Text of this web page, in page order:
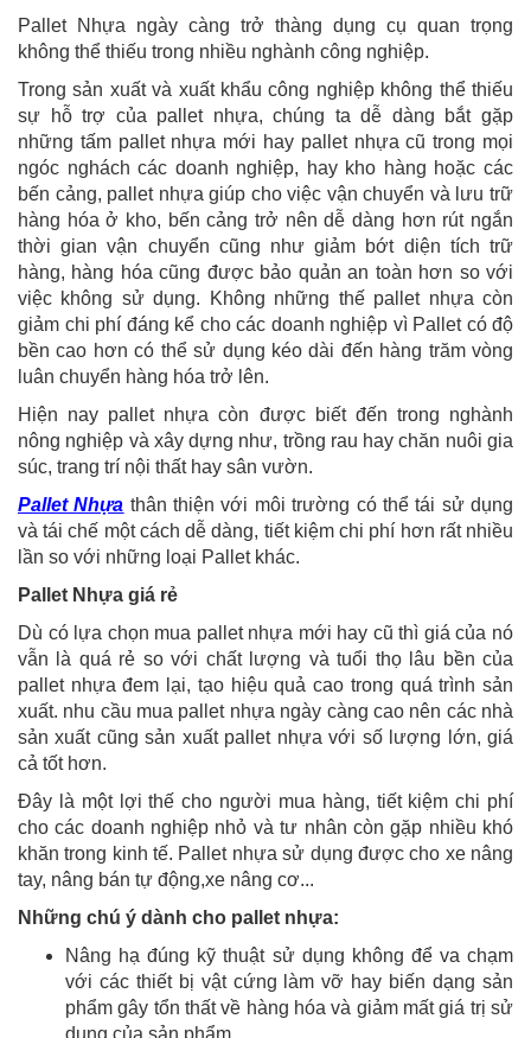
Pallet Nhựa ngày càng trở thàng dụng cụ quan trọng
không thể thiếu trong nhiều nghành công nghiệp.
Trong sản xuất và xuất khẩu công nghiệp không thể thiếu
sự hỗ trợ của pallet nhựa, chúng ta dễ dàng bắt gặp
những tấm pallet nhựa mới hay pallet nhựa cũ trong mọi
ngóc nghách các doanh nghiệp, hay kho hàng hoặc các
bến cảng, pallet nhựa giúp cho việc vận chuyển và lưu trữ
hàng hóa ở kho, bến cảng trở nên dễ dàng hơn rút ngắn
thời gian vận chuyển cũng như giảm bớt diện tích trữ
hàng, hàng hóa cũng được bảo quản an toàn hơn so với
việc không sử dụng. Không những thế pallet nhựa còn
giảm chi phí đáng kể cho các doanh nghiệp vì Pallet có độ
bền cao hơn có thể sử dụng kéo dài đến hàng trăm vòng
luân chuyển hàng hóa trở lên.
Hiện nay pallet nhựa còn được biết đến trong nghành
nông nghiệp và xây dựng như, trồng rau hay chăn nuôi gia
súc, trang trí nội thất hay sân vườn.
Pallet Nhựa thân thiện với môi trường có thể tái sử dụng
và tái chế một cách dễ dàng, tiết kiệm chi phí hơn rất nhiều
lần so với những loại Pallet khác.
Pallet Nhựa giá rẻ
Dù có lựa chọn mua pallet nhựa mới hay cũ thì giá của nó
vẫn là quá rẻ so với chất lượng và tuổi thọ lâu bền của
pallet nhựa đem lại, tạo hiệu quả cao trong quá trình sản
xuất. nhu cầu mua pallet nhựa ngày càng cao nên các nhà
sản xuất cũng sản xuất pallet nhựa với số lượng lớn, giá
cả tốt hơn.
Đây là một lợi thế cho người mua hàng, tiết kiệm chi phí
cho các doanh nghiệp nhỏ và tư nhân còn gặp nhiều khó
khăn trong kinh tế. Pallet nhựa sử dụng được cho xe nâng
tay, nâng bán tự động,xe nâng cơ...
Những chú ý dành cho pallet nhựa:
Nâng hạ đúng kỹ thuật sử dụng không để va chạm
với các thiết bị vật cứng làm vỡ hay biến dạng sản
phẩm gây tổn thất về hàng hóa và giảm mất giá trị sử
dụng của sản phẩm